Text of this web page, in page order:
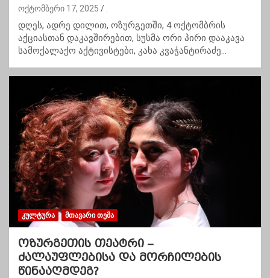
ოქტომბერი 17, 2025
დღეს, ადრე დილით, ოზურგეთში, 4 ოქტომბრის
აქციასთან დაკავშირებით, სუსმა ორი პირი დააკავა
სამოქალაქო აქტივისტები, კახა კვაჭანტირაძე…
ᲙᲣᲚᲢᲣᲠᲐ ᲛᲗᲐᲕᲐᲠᲘ ᲗᲔᲛᲐ
ოზურგეთის თეატრი –
ძალაუფლებისა და მორჩილების
წინააღმდეგ?